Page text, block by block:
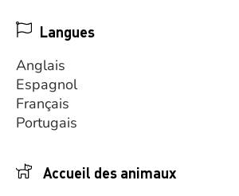
Langues
Anglais
Espagnol
Français
Portugais
Accueil des animaux